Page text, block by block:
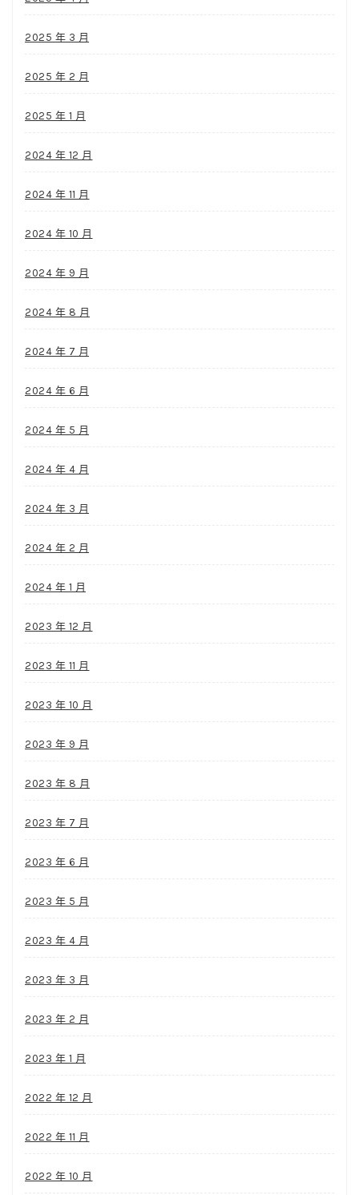
2025 年 3 月
2025 年 2 月
2025 年 1 月
2024 年 12 月
2024 年 11 月
2024 年 10 月
2024 年 9 月
2024 年 8 月
2024 年 7 月
2024 年 6 月
2024 年 5 月
2024 年 4 月
2024 年 3 月
2024 年 2 月
2024 年 1 月
2023 年 12 月
2023 年 11 月
2023 年 10 月
2023 年 9 月
2023 年 8 月
2023 年 7 月
2023 年 6 月
2023 年 5 月
2023 年 4 月
2023 年 3 月
2023 年 2 月
2023 年 1 月
2022 年 12 月
2022 年 11 月
2022 年 10 月